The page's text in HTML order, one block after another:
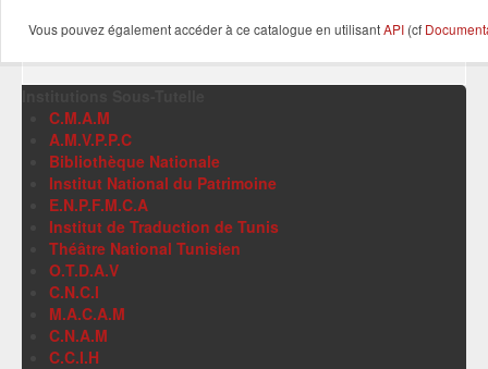
Vous pouvez également accéder à ce catalogue en utilisantAPI (cf
C.M.A.M
A.M.V.P.P.C
Bibliothèque Nationale
Institut National du Patrimoine
E.N.P.F.M.C.A
Institut de Traduction de Tunis
Théâtre National Tunisien
O.T.D.A.V
C.N.C.I
M.A.C.A.M
C.N.A.M
C.C.I.H